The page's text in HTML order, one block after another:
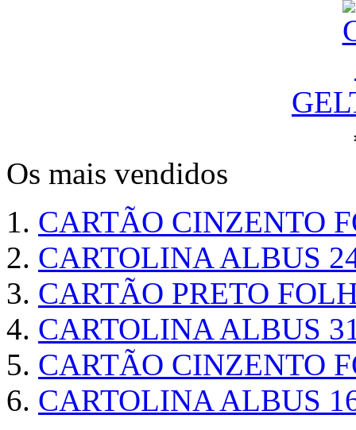
Os mais vendidos
CARTÃO CINZENTO
CARTOLINA ALBUS
CARTÃO PRETO
CARTOLINA ALBUS
CARTÃO CINZENTO
CARTOLINA ALBUS